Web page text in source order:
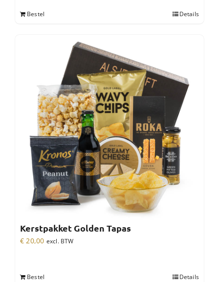
Bestel Details
Kerstpakket Golden Tapas
€ 20,00 excl. BTW
Bestel Details